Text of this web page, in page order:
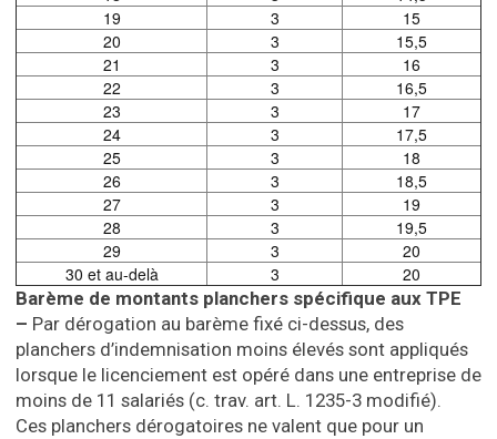
19
3
15
20
3
15,5
21
3
16
22
3
16,5
23
3
17
24
3
17,5
25
3
18
26
3
18,5
27
3
19
28
3
19,5
29
3
20
30 et au-delà
3
20
Barème de montants planchers spécifique aux TPE
– Par dérogation au barème fixé ci-dessus, des
planchers d’indemnisation moins élevés sont appliqués
lorsque le licenciement est opéré dans une entreprise de
moins de 11 salariés (c. trav. art. L. 1235-3 modifié).
Ces planchers dérogatoires ne valent que pour un